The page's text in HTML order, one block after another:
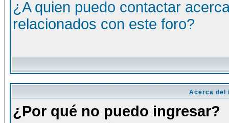
¿A quien puedo contactar
relacionados con este foro?
Acerca del
¿Por qué no puedo ingresar?